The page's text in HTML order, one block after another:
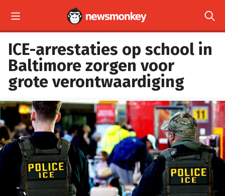
 
ICE-arrestaties op school in
Baltimore zorgen voor
grote verontwaardiging